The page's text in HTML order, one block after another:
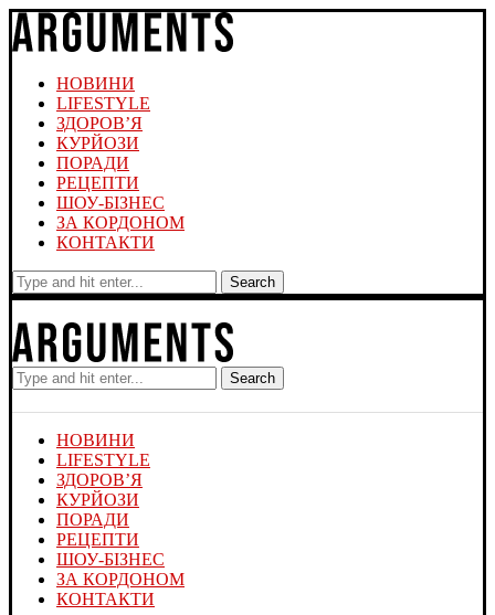
НОВИНИ
LIFESTYLE
ЗДОРОВ’Я
КУРЙОЗИ
ПОРАДИ
РЕЦЕПТИ
ШОУ-БІЗНЕС
ЗА КОРДОНОМ
КОНТАКТИ
Search
Search
НОВИНИ
LIFESTYLE
ЗДОРОВ’Я
КУРЙОЗИ
ПОРАДИ
РЕЦЕПТИ
ШОУ-БІЗНЕС
ЗА КОРДОНОМ
КОНТАКТИ